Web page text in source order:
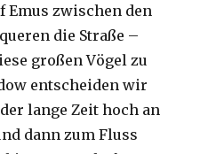
zwischen den
die Straße –
großen Vögel zu
entscheiden wir
lange Zeit hoch an
dann zum Fluss